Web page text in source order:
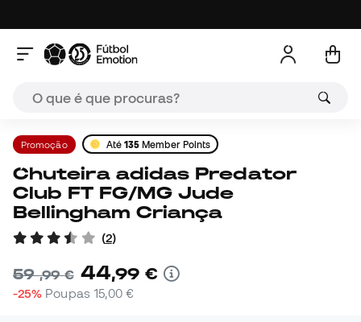
Promoção Até 135 Member Points
Chuteira adidas Predator
Club FT FG/MG Jude
Bellingham Criança
(2)
59,99 € 44,99 €
-25% Poupas 15,00 €